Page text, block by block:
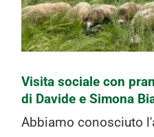
Visita sociale con
di Davide e Simona
Abbiamo conosciuto